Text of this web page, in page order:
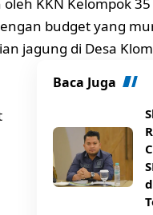
budget yang
jagung di Desa
Baca Juga